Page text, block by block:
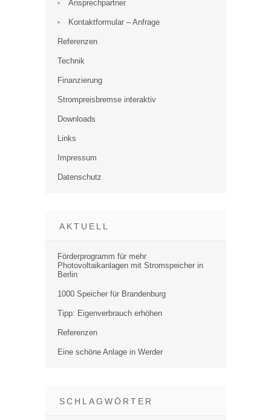
Ansprechpartner
Kontaktformular – Anfrage
Referenzen
Technik
Finanzierung
Strompreisbremse interaktiv
Downloads
Links
Impressum
Datenschutz
AKTUELL
Förderprogramm für mehr
Photovoltaikanlagen mit Stromspeicher in
Berlin
1000 Speicher für Brandenburg
Tipp: Eigenverbrauch erhöhen
Referenzen
Eine schöne Anlage in Werder
SCHLAGWÖRTER